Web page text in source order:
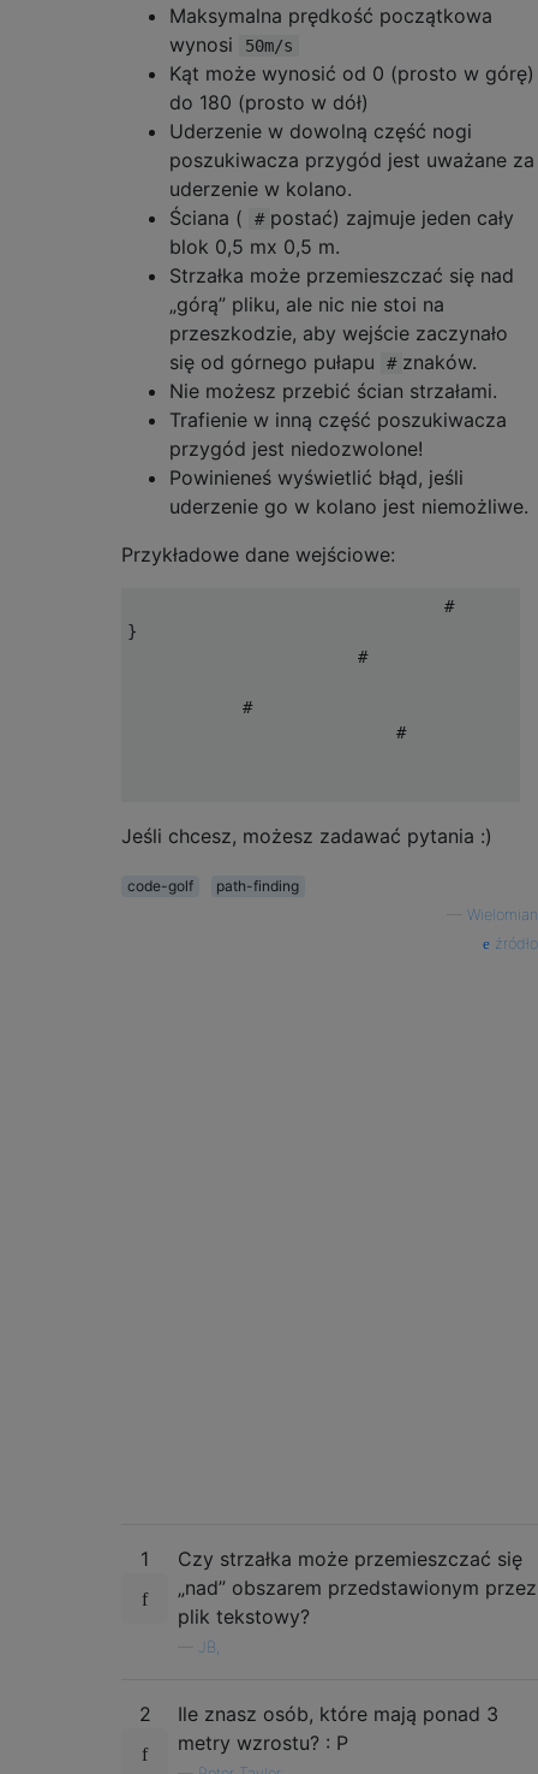
Maksymalna prędkość początkowa
wynosi
50m/s
Kąt może wynosić od 0 (prosto w górę)
do 180 (prosto w dół)
Uderzenie w dowolną część nogi
poszukiwacza przygód jest uważane za
uderzenie w kolano.
Ściana (
# postać) zajmuje jeden cały
blok 0,5 mx 0,5 m.
Strzałka może przemieszczać się nad
„górą” pliku, ale nic nie stoi na
przeszkodzie, aby wejście zaczynało
się od górnego pułapu
# znaków.
Nie możesz przebić ścian strzałami.
Trafienie w inną część poszukiwacza
przygód jest niedozwolone!
Powinieneś wyświetlić błąd, jeśli
uderzenie go w kolano jest niemożliwe.
Przykładowe dane wejściowe:
}
#
#
#
Jeśli chcesz, możesz zadawać pytania :)
code-golf
path-finding
Wielomian
źródło
1
Czy strzałka może przemieszczać się
„nad” obszarem przedstawionym przez
plik tekstowy?
JB,
2
Ile znasz osób, które mają ponad 3
metry wzrostu? : P